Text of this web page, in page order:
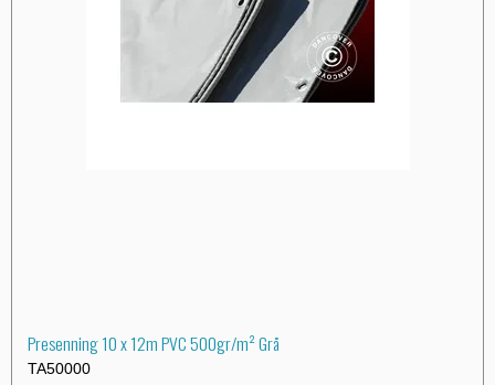
Presenning 10 x 12m PVC 500gr/m² Grå
TA50000